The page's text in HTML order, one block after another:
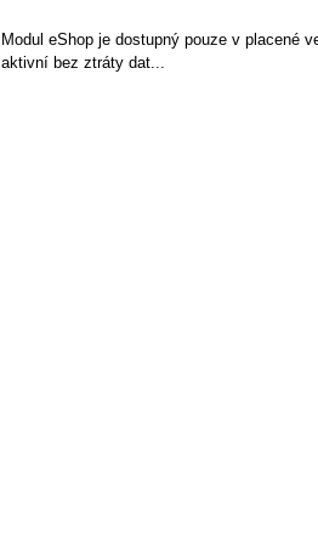
Modul eShop je dostupný pouze v placené
aktivní bez ztráty dat...